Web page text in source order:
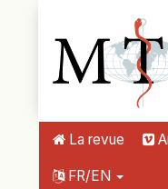
La revue
FR/EN